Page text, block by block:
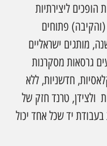
הופכים ליצירתיות
פתוחים
מותגים ישראליים
גרסאות מסקרנות
חדשניות, ללא
ולצידן, טרנד חזק של
יד שכל אחד יכול